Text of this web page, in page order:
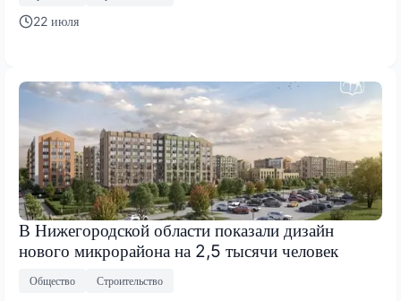
22 июля
В Нижегородской области показали дизайн
нового микрорайона на 2,5 тысячи человек
Общество Строительство